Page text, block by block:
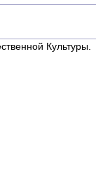
Культуры.